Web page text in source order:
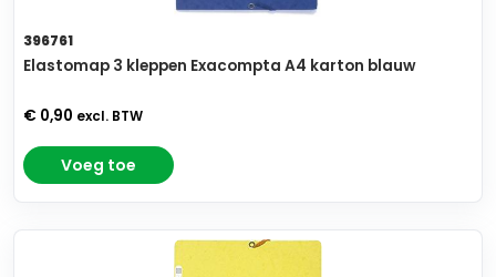
396761
Elastomap 3 kleppen Exacompta A4 karton blauw
€ 0,90 excl. BTW
Voeg toe